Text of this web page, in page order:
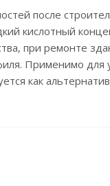
после
кислотный
при ремонте
Применимо для
как